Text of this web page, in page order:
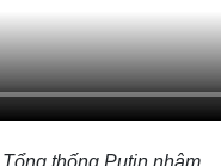
thống Putin nhậm